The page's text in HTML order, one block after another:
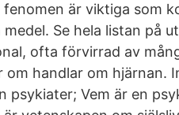
är viktiga som
Se hela listan på
ofta förvirrad av
handlar om hjärnan.
psykiater; Vem är en